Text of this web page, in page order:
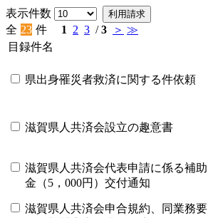
表示件数 利用請求
全 23 件 1 2 3 /3 ＞ ≫
目録件名
県出身罹災者救済に関する件依頼
滋賀県人共済会設立の趣意書
滋賀県人共済会代表申請に係る補助
金（5，000円）交付通知
滋賀県人共済会申合規約、同業務要